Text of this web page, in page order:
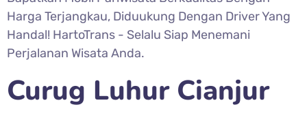
Harga Terjangkau, Diduukung Dengan Driver Yang
Handal! HartoTrans - Selalu Siap Menemani
Perjalanan Wisata Anda.
Curug Luhur Cianjur